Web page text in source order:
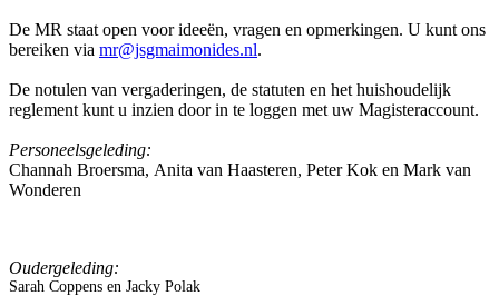
De MR staat open voor ideeën, vragen en opmerkingen. U kunt ons
bereiken via mr@jsgmaimonides.nl.
De notulen van vergaderingen, de statuten en het huishoudelijk
reglement kunt u inzien door in te loggen met uw Magisteraccount.
Personeelsgeleding:
Channah Broersma, Anita van Haasteren, Peter Kok en Mark van
Wonderen
Oudergeleding:
Sarah Coppens en Jacky Polak